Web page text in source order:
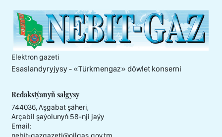
Elektron gazeti
Esaslandyryjysy - «Тürkmengaz» döwlet konserni
Redaksiýanyň salgysy
744036, Aşgabat şäheri,
Arçabil şaýolunyň 58-nji jaýy
Email: